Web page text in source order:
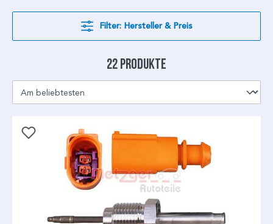
Filter: Hersteller & Preis
22 Produkte